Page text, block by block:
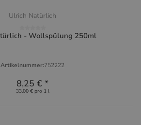
Ulrich Natürlich
Ulrich Natürlich - Wollspülung 250ml
Artikelnummer:752222
8,25 € *
33,00 € pro 1 l